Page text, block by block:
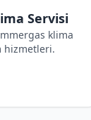
Servisi
klima
hizmetleri.